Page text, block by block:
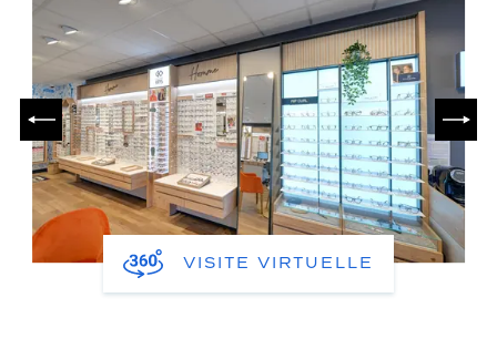
PRÉCÉDENT
VISITE VIRTUELLE